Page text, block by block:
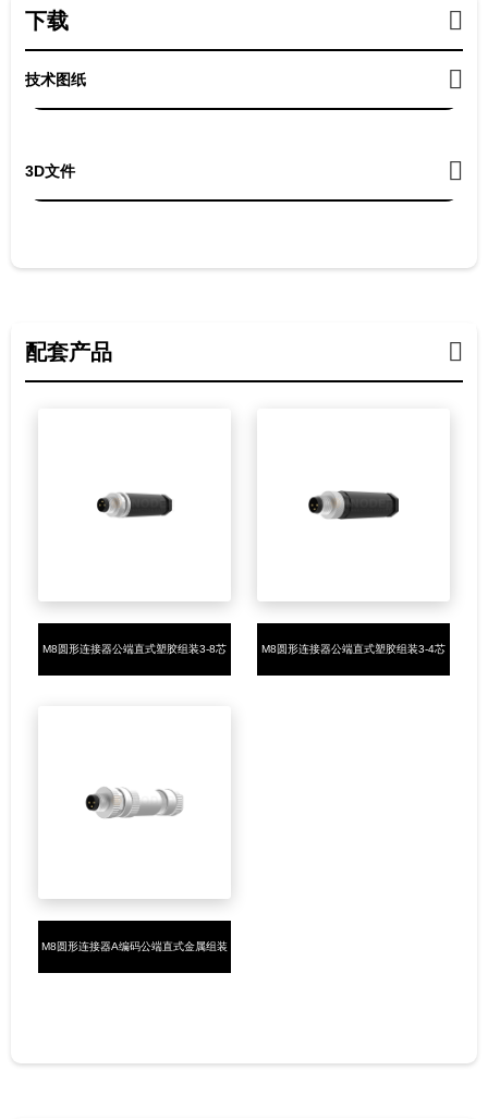
下载
技术图纸
3D文件
配套产品
M8圆形连接器公端直式塑胶组装3-8芯 M8圆形连接器公端直式塑胶组装3-4芯
M8圆形连接器A编码公端直式金属组装